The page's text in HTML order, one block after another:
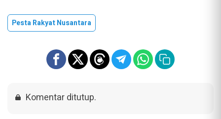
Pesta Rakyat Nusantara
Komentar ditutup.